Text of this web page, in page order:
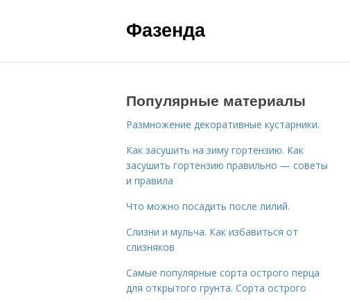
Фазенда
Популярные материалы
Размножение декоративные кустарники.
Как засушить на зиму гортензию. Как
засушить гортензию правильно — советы
и правила
Что можно посадить после лилий.
Слизни и мульча. Как избавиться от
слизняков
Самые популярные сорта острого перца
для открытого грунта. Сорта острого